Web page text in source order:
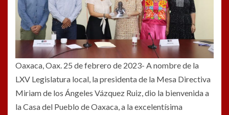
Oaxaca, Oax. 25 de febrero de 2023- A nombre de la
LXV Legislatura local, la presidenta de la Mesa Directiva
Miriam de los Ángeles Vázquez Ruiz, dio la bienvenida a
la Casa del Pueblo de Oaxaca, a la excelentísima